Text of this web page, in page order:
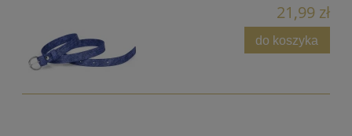
21,99 zł
do koszyka